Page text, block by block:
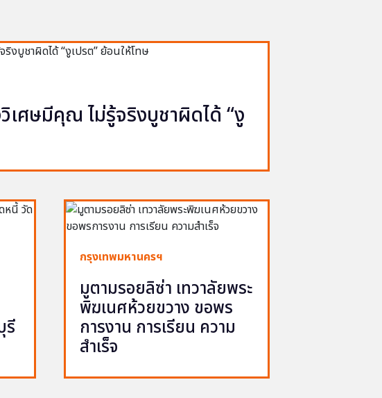
เศษมีคุณ ไม่รู้จริงบูชาผิดได้ “งู
รี
กรุงเทพมหานครฯ
มูตามรอยลิซ่า เทวาลัยพระ
พิฆเนศห้วยขวาง ขอพร
การงาน การเรียน ความ
สำเร็จ